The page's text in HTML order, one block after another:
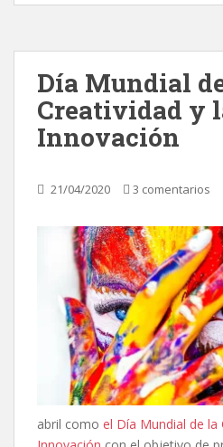
Día Mundial
Creatividad y
Innovación
21/04/2020 3 comentarios
abril como el Día Mundial de la